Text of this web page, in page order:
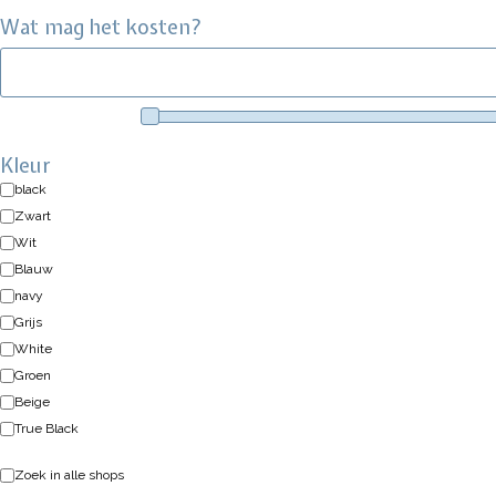
Wat mag het kosten?
Kleur
black
Zwart
Wit
Blauw
navy
Grijs
White
Groen
Beige
True Black
Zoek in alle shops